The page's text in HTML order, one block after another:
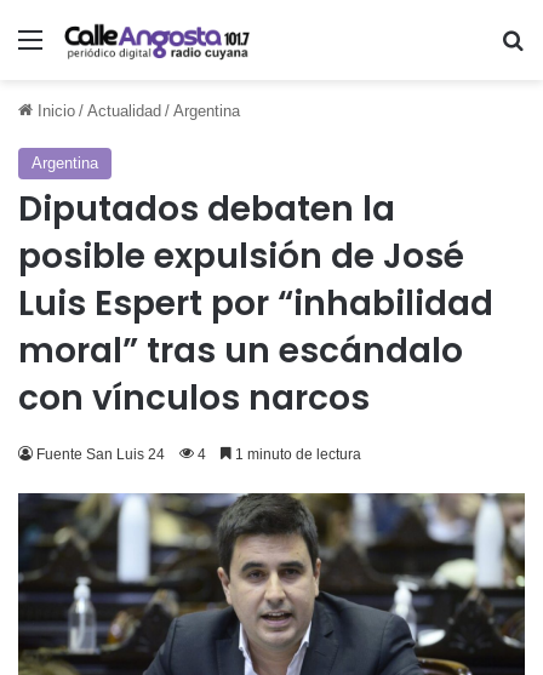
Menú
Inicio / Actualidad / Argentina
Argentina
Diputados debaten la
posible expulsión de José
Luis Espert por “inhabilidad
moral” tras un escándalo
con vínculos narcos
Fuente San Luis 24 4 1 minuto de lectura